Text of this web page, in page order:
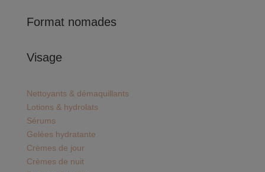
Format nomades
Visage
Nettoyants & démaquillants
Lotions & hydrolats
Sérums
Gelées hydratante
Crèmes de jour
Crèmes de nuit